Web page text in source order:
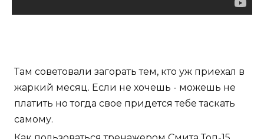
Там советовали загорать тем, кто уж приехал в
жаркий месяц. Если не хочешь - можешь не
платить но тогда свое придется тебе таскать
самому.